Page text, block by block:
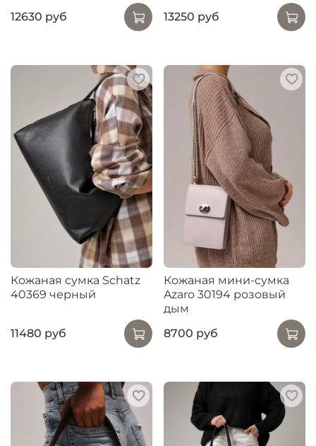
12630 руб
13250 руб
Кожаная сумка Schatz
40369 черный
11480 руб
Кожаная мини-сумка
Azaro 30194 розовый
дым
8700 руб